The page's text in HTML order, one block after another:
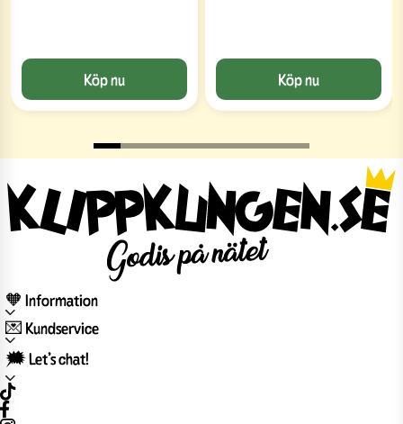
Köp nu Köp nu
🧡 Information
💌 Kundservice
🗯️ Let’s chat!